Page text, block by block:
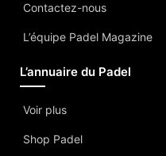
Contactez-nous
L’équipe Padel Magazine
L’annuaire du Padel
Voir plus
Shop Padel